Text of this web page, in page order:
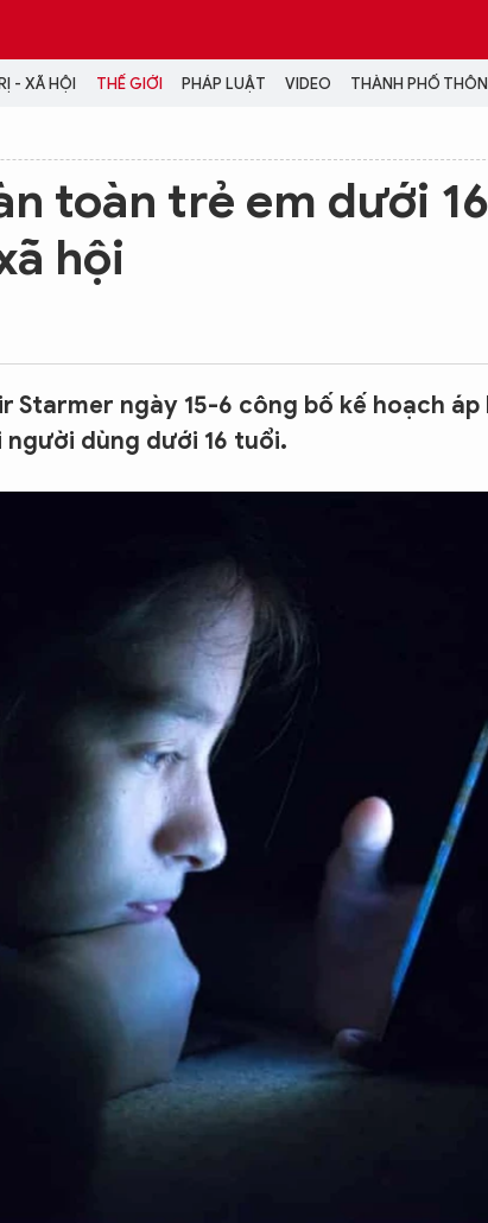
- XÃ HỘI THẾ GIỚI PHÁP LUẬT VIDEO THÀNH PHỐ
Đại hội Đảng
PHÁP LUẬT
SỐNG Ở HÀ NỘI
MULTIMEDIA
Podcast
Video
Ảnh
LỊCH
toàn trẻ em dưới
hội
Starmer ngày 15-6 công bố kế hoạch áp
dùng dưới 16 tuổi.